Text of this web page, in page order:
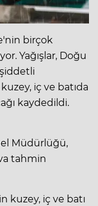
birçok
Yağışlar, Doğu
iç ve batıda
kaydedildi.
Müdürlüğü,
tahmin
kuzey, iç ve batı